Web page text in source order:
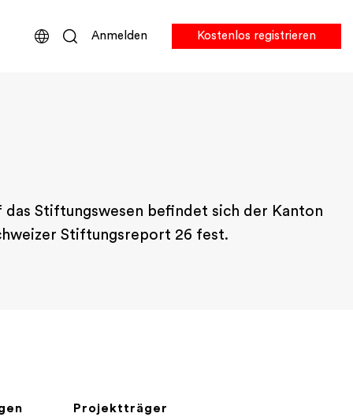
Anmelden Kostenlos registrieren
das Stiftungswesen befindet sich der Kanton
Stiftungsreport 26 fest.
Projektträger